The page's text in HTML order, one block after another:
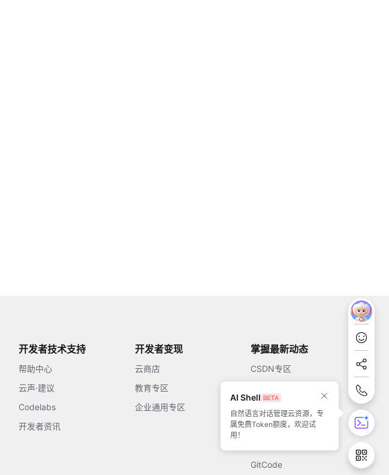
开发者技术支持
帮助中心
云声·建议
Codelabs
开发者资讯
开发者变现
云商店
教育专区
企业通用专区
掌握最新动态
CSDN专区
51CTO
GitCode
AI Shell
自然语言对话管理云资源，专
属免费Token额度，欢迎试
用！